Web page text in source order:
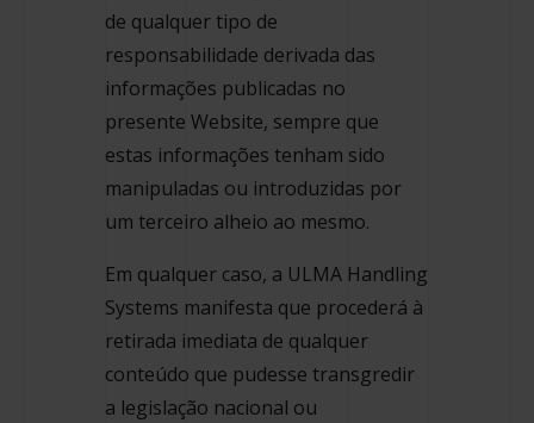
de qualquer tipo de
responsabilidade derivada das
informações publicadas no
presente Website, sempre que
estas informações tenham sido
manipuladas ou introduzidas por
um terceiro alheio ao mesmo.
Em qualquer caso, a ULMA Handling
Systems manifesta que procederá à
retirada imediata de qualquer
conteúdo que pudesse transgredir
a legislação nacional ou